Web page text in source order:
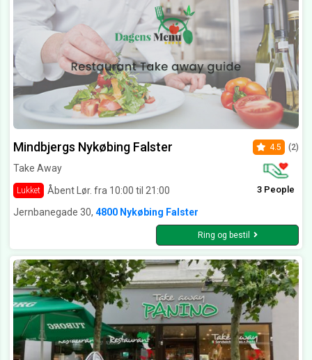
Mindbjergs Nykøbing Falster
Take Away
Lukket Åbent Lør. fra 10:00 til 21:00
4.5 (2)
3 People
Jernbanegade 30, 4800 Nykøbing Falster
Ring og bestil